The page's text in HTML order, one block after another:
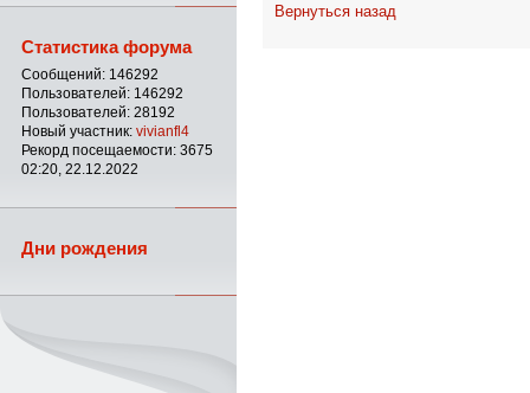
Вернуться назад
Статистика форума
Сообщений: 146292
Пользователей: 146292
Пользователей: 28192
Новый участник: vivianfl4
Рекорд посещаемости: 3675
02:20, 22.12.2022
Дни рождения